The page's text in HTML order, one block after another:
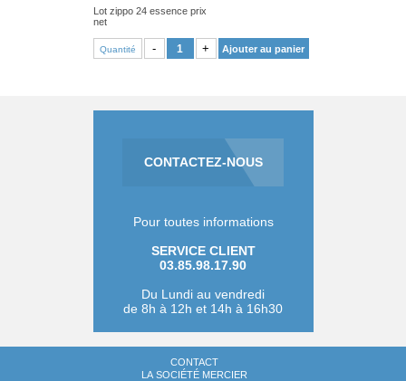
Lot zippo 24 essence prix
net
Quantité - + Ajouter au panier
CONTACTEZ-NOUS
Pour toutes informations
SERVICE CLIENT
03.85.98.17.90
Du Lundi au vendredi
de 8h à 12h et 14h à 16h30
CONTACT
LA SOCIÉTÉ MERCIER